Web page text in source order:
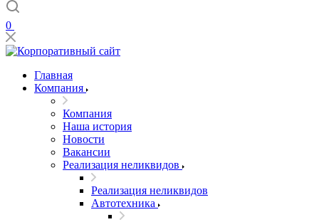
0
Главная
Компания
Компания
Наша история
Новости
Вакансии
Реализация неликвидов
Реализация неликвидов
Автотехника